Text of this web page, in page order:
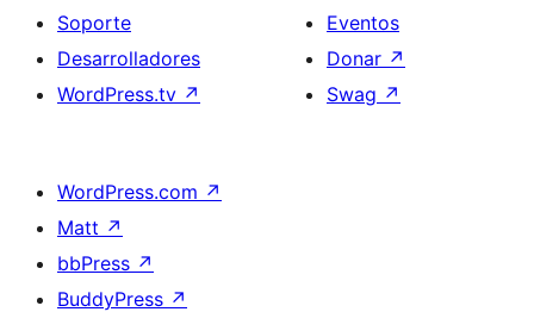
Soporte
Desarrolladores
WordPress.tv ↗
Eventos
Donar ↗
Swag ↗
WordPress.com ↗
Matt ↗
bbPress ↗
BuddyPress ↗